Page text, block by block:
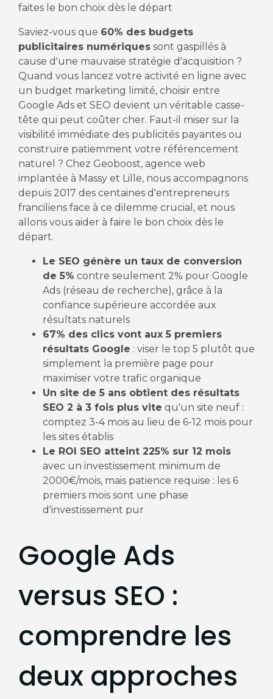
faites le bon choix dès le départ
Saviez-vous que 60% des budgets
publicitaires numériquessont gaspillés à
cause d'une mauvaise stratégie d'acquisition ?
Quand vous lancez votre activité en ligne avec
un budget marketing limité, choisir entre
Google Ads et SEO devient un véritable casse-
tête qui peut coûter cher. Faut-il miser sur la
visibilité immédiate des publicités payantes ou
construire patiemment votre référencement
naturel ? Chez Geoboost, agence web
implantée à Massy et Lille, nous accompagnons
depuis 2017 des centaines d'entrepreneurs
franciliens face à ce dilemme crucial, et nous
allons vous aider à faire le bon choix dès le
départ.
Le SEO génère un taux de conversion
de 5% contre seulement 2% pour Google
Ads (réseau de recherche), grâce à la
confiance supérieure accordée aux
résultats naturels
67% des clics vont aux 5 premiers
résultats Google : viser le top 5 plutôt que
simplement la première page pour
maximiser votre trafic organique
Un site de 5 ans obtient des résultats
SEO 2 à 3 fois plus vite qu'un site neuf :
comptez 3-4 mois au lieu de 6-12 mois pour
les sites établis
Le ROI SEO atteint 225% sur 12 mois
avec un investissement minimum de
2000€/mois, mais patience requise : les 6
premiers mois sont une phase
d'investissement pur
Google Ads
versus SEO :
comprendre les
deux approches